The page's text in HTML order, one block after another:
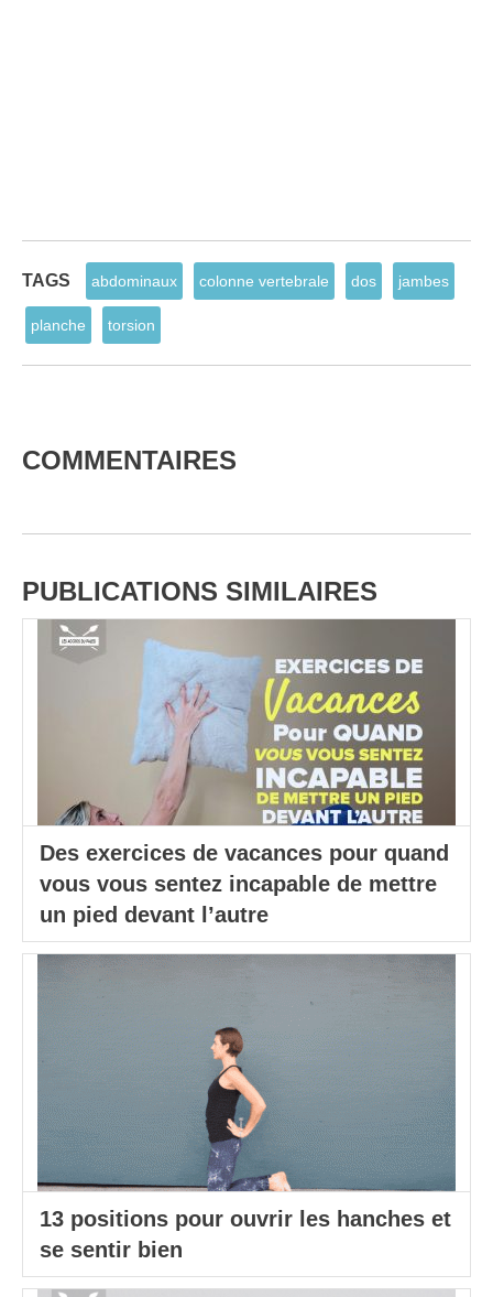
TAGS abdominaux colonne vertebrale dos jambes
planche torsion
COMMENTAIRES
PUBLICATIONS SIMILAIRES
Des exercices de vacances pour quand
vous vous sentez incapable de mettre
un pied devant l’autre
13 positions pour ouvrir les hanches et
se sentir bien